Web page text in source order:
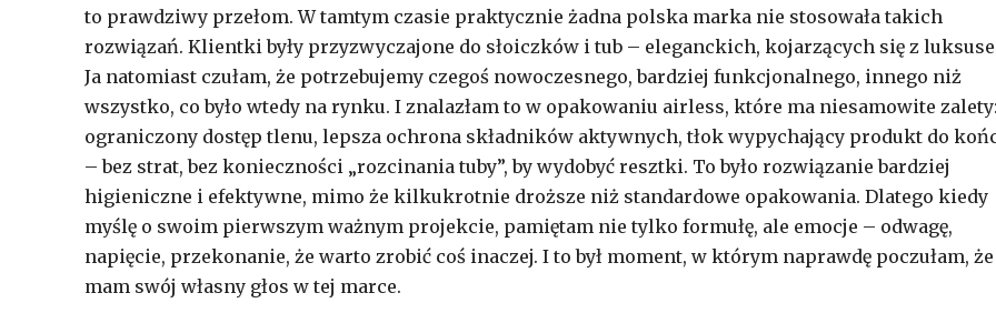
to prawdziwy przełom. W tamtym czasie praktycznie żadna polska marka nie stosowała takich
rozwiązań. Klientki były przyzwyczajone do słoiczków i tub – eleganckich, kojarzących się z
Ja natomiast czułam, że potrzebujemy czegoś nowoczesnego, bardziej funkcjonalnego, innego niż
wszystko, co było wtedy na rynku. I znalazłam to w opakowaniu airless, które ma niesamowite zalety:
ograniczony dostęp tlenu, lepsza ochrona składników aktywnych, tłok wypychający produkt do
– bez strat, bez konieczności „rozcinania tuby”, by wydobyć resztki. To było rozwiązanie bardziej
higieniczne i efektywne, mimo że kilkukrotnie droższe niż standardowe opakowania. Dlatego kiedy
myślę o swoim pierwszym ważnym projekcie, pamiętam nie tylko formułę, ale emocje – odwagę,
napięcie, przekonanie, że warto zrobić coś inaczej. I to był moment, w którym naprawdę poczułam, że
mam swój własny głos w tej marce.